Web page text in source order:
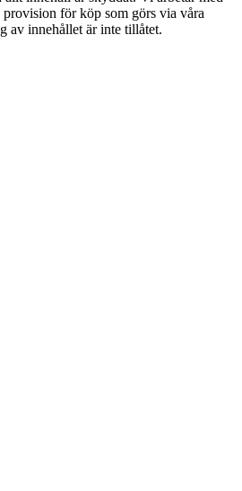
för köp som görs via våra
av innehållet är inte tillåtet.